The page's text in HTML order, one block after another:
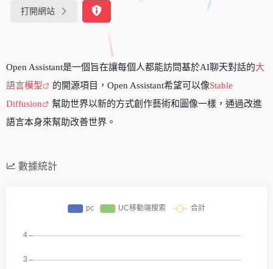
打開網站
Open Assistant是一個旨在讓每個人都能訪問基於AI聊天對話的大
語言模型
的開源項目，Open Assistant希望可以像Stable
Diffusion
幫助世界以新的方式創作藝術和圖像一樣，通過改進
語言本身來幫助改善世界。
數據統計